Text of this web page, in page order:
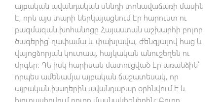
այբական ավանդական սննդի տոնավաճառի մասին
է, որն այս տարի ներկայացնում էր հարուստ ու
բազմազան խոհանոցը Հայաստան աշխարհի բոլոր
ծագերից՝ ղափամա և փախլավա, ժենգյալով հաց և
վայոցձորյան կուտապ, հայկական անուշեղեն ու
մրգեր: Դե իսկ հարիսան մատուցված էր առանձին՝
որպես ամենամյա այբական ճաշատեսակ, որ
այբական խաղերին ավանդաբար օրհնվում է և
հյուրասիրվում բոլոր մասնակիցներին: Բոլոր